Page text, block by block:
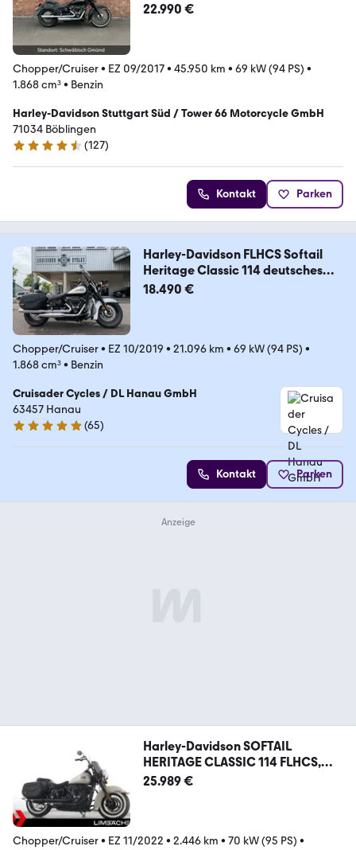
22.990 €
Chopper/Cruiser• EZ 09/2017• 45.950 km • 69 kW (94 PS) •
1.868 cm³• Benzin
Harley-Davidson Stuttgart Süd / Tower 66 Motorcycle GmbH
71034 Böblingen
4.5 Sterne
(127)
Kontakt Parken
Harley-Davidson FLHCS Softail
Heritage Classic 114 deutsches
Fzg
18.490 €
Chopper/Cruiser• EZ 10/2019 • 21.096 km • 69 kW (94 PS) •
1.868 cm³• Benzin
Cruisader Cycles / DL Hanau GmbH
63457 Hanau
5 Sterne
(65)
Kontakt Parken
Harley-Davidson SOFTAIL
HERITAGE CLASSIC 114 FLHCS,
J&H
25.989 €
Chopper/Cruiser• EZ 11/2022 • 2.446 km • 70 kW (95 PS) •